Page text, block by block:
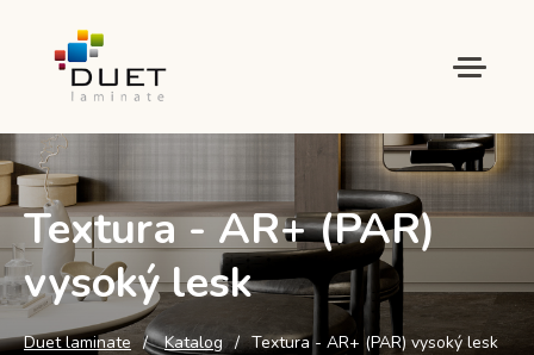
Textura - AR+ (PAR)
vysoký lesk
Duet laminate Katalog Textura - AR+ (PAR) vysoký lesk